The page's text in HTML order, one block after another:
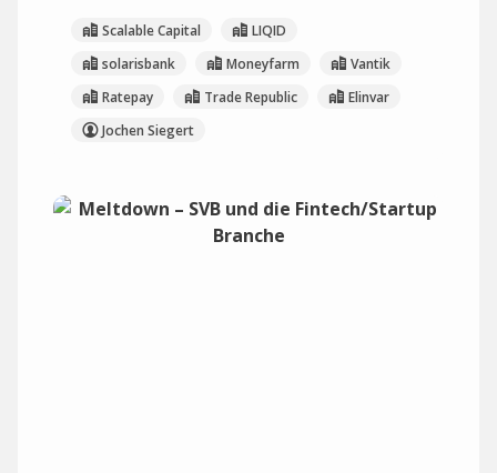
Scalable Capital
LIQID
solarisbank
Moneyfarm
Vantik
Ratepay
Trade Republic
Elinvar
Jochen Siegert